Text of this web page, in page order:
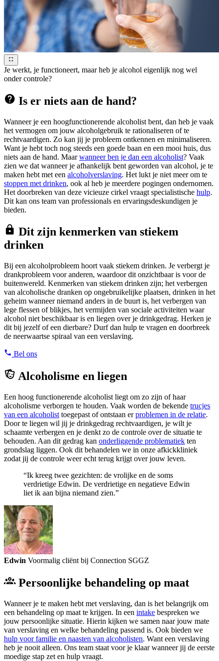
Je werkt, je functioneert, maar heb je alcohol eigenlijk nog wel
onder controle?
Is er niets aan de hand?
Wanneer je een hoogfunctionerende alcoholist bent, dan heb je vaak
het vermogen om jouw alcoholgebruik te rationaliseren of te
rechtvaardigen. Zo kan jij je probleem ontkennen en minimaliseren.
Want je hebt toch nog steeds een goede baan en een mooi huis, dus
niets aan de hand. Maarwanneer ben je dan een alcoholist? Vaak
zien we dat wanneer je afhankelijk bent geworden van alcohol, je te
maken hebt met een alcoholverslaving. Het lukt je niet meer om te
stoppen met drinken, ook al heb je meerdere pogingen ondernomen.
Het doorbreken van deze vicieuze cirkel vraagt specialistische hulp.
Dit kan ons team van professionals en ervaringsdeskundigen je
bieden.
Dit zijn kenmerken van stiekem
drinken
Bij een alcoholprobleem hoort vaak stiekem drinken. Je verbergt je
drankprobleem voor anderen, waardoor dit onzichtbaar is voor de
buitenwereld. Kenmerken van stiekem drinken zijn; het verbergen
van alcoholische dranken op ongebruikelijke plaatsen, drinken in het
geheim wanneer niemand anders in de buurt is, het verbergen van
lege flessen of blikjes, het vermijden van sociale activiteiten waar
alcohol niet beschikbaar is en liegen over je drinkgedrag. Herken je
dit bij jezelf of een dierbare? Durf dan hulp te vragen en doorbreek
de neerwaartse spiraal van een verslaving.
Bel ons
Alcoholisme en liegen
Een hoog functionerende alcoholist liegt om zo zijn of haar
alcoholisme verborgen te houden. Vaak worden de bekende trucjes
van een alcoholist toegepast of ontstaan erproblemen in de relatie.
Door te liegen wil jij je drinkgedrag rechtvaardigen, je wilt je
schaamte verbergen en je denkt zo de controle over de situatie te
behouden. Aan dit gedrag kan onderliggende problematiek ten
grondslag liggen. Ook dit behandelen we in onze afkickkliniek
zodat jij de controle weer echt terug krijgt over jouw leven.
“Ik kreeg twee gezichten: de vrolijke en de soms
verdrietige Edwin. De verdrietige en negatieve Edwin
liet ik aan bijna niemand zien.”
Edwin Voormalig cliënt bij Connection SGGZ
Persoonlijke behandeling op maat
Wanneer je te maken hebt met verslaving, dan is het belangrijk om
een behandeling op maat te krijgen. In een intake bespreken we
jouw persoonlijke situatie. Hierin kijken we samen naar jouw mate
van verslaving en welke behandeling passend is. Ook bieden we
hulp voor familie en naasten van alcoholisten. Want een verslaving
heb je nooit alleen. Ons team staat voor je klaar wanneer jij de eerste
moedige stap zet en hulp vraagt.